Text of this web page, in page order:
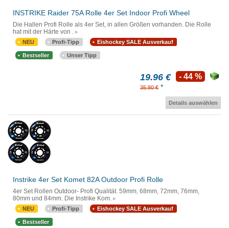
INSTRIKE Raider 75A Rolle 4er Set Indoor Profi Wheel
Die Hallen Profi Rolle als 4er Set, in allen Größen vorhanden. Die Rolle
hat mit der Härte von .
NEU Profi-Tipp Eishockey SALE Ausverkauf
Bestseller Unser Tipp
19.96 €
35.80 € *
- 44 %
Details auswählen
Instrike 4er Set Komet 82A Outdoor Profi Rolle
4er Set Rollen Outdoor- Profi Qualität. 59mm, 68mm, 72mm, 76mm,
80mm und 84mm. Die Instrike Kom.
NEU Profi-Tipp Eishockey SALE Ausverkauf
Bestseller